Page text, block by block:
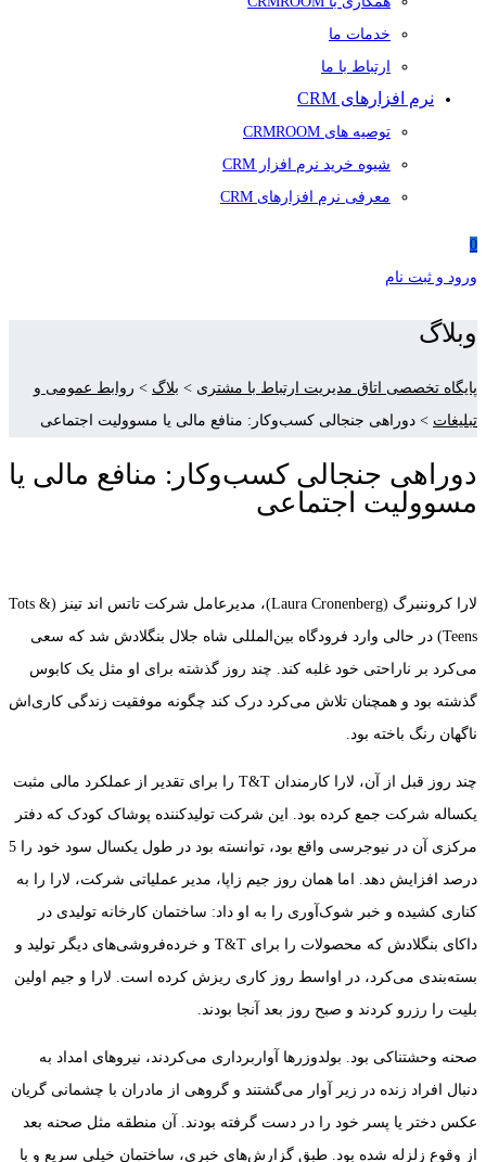
خدمات ما
ارتباط با ما
نرم افزارهای CRM
توصیه های CRMROOM
شیوه خرید نرم افزار CRM
معرفی نرم افزارهای CRM
0
ورود و ثبت نام
وبلاگ
پایگاه تخصصی اتاق مدیریت ارتباط با مشتری > بلاگ > روابط عمومی و
تبلیغات > دوراهی جنجالی کسب‌وکار: منافع مالی یا مسوولیت اجتماعی
دوراهی جنجالی کسب‌وکار: منافع مالی یا
مسوولیت اجتماعی
لارا کروننبرگ (Laura Cronenberg)، مدیرعامل شرکت تاتس اند تینز (Tots &
Teens) در حالی وارد فرودگاه بین‌المللی شاه جلال بنگلادش شد که سعی
می‌کرد بر ناراحتی خود غلبه کند. چند روز گذشته برای او مثل یک کابوس
گذشته بود و همچنان تلاش می‌کرد درک کند چگونه موفقیت زندگی کاری‌اش
ناگهان رنگ باخته بود.
چند روز قبل از آن، لارا کارمندان T&T را برای تقدیر از عملکرد مالی مثبت
یکساله شرکت جمع کرده بود. این شرکت تولیدکننده پوشاک کودک که دفتر
مرکزی آن در نیوجرسی واقع بود، توانسته بود در طول یکسال سود خود را 5
درصد افزایش دهد. اما همان روز جیم زاپا، مدیر عملیاتی شرکت، لارا را به
کناری کشیده و خبر شوک‌آوری را به او داد: ساختمان کارخانه تولیدی در
داکای بنگلادش که محصولات را برای T&T و خرده‌فروشی‌های دیگر تولید و
بسته‌بندی می‌کرد، در اواسط روز کاری ریزش کرده است. لارا و جیم اولین
بلیت را رزرو کردند و صبح روز بعد آنجا بودند.
صحنه وحشتناکی بود. بولدوزرها آواربرداری می‌کردند، نیروهای امداد به
دنبال افراد زنده در زیر آوار می‌گشتند و گروهی از مادران با چشمانی گریان
عکس دختر یا پسر خود را در دست گرفته بودند. آن منطقه مثل صحنه بعد
از وقوع زلزله شده بود. طبق گزارش‌های خبری، ساختمان خیلی سریع و با